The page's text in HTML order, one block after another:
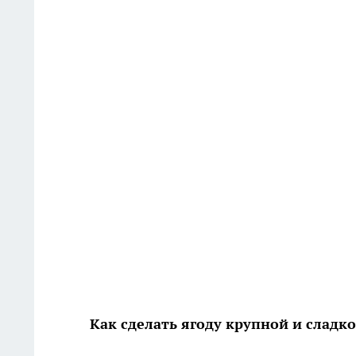
Как сделать ягоду крупной и